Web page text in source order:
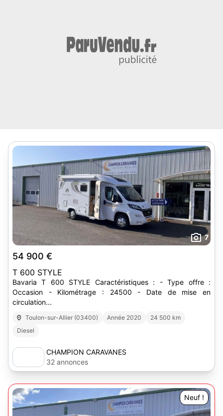
7
54 900 €
T 600 STYLE
Bavaria T 600 STYLE Caractéristiques : - Type offre :
Occasion - Kilométrage : 24500 - Date de mise en
circulation...
Toulon-sur-Allier (03400) Année 2020
24 500 km
Diesel
CHAMPION CARAVANES
32 annonces
Neuf !